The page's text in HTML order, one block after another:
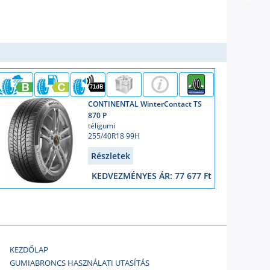
71dB
CONTINENTAL WinterContact TS
870 P
téligumi
255/40R18 99H
Részletek
KEDVEZMÉNYES ÁR: 77 677 Ft
KEZDŐLAP
GUMIABRONCS HASZNÁLATI UTASÍTÁS